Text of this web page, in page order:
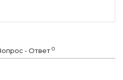
- Ответ 0